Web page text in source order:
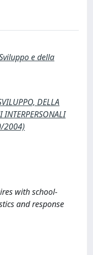
e della
DELLA
INTERPERSONALI
2004)
with school-
and response